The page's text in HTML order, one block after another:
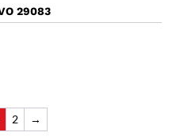
29083
2 →